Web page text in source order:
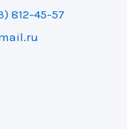
812-45-57